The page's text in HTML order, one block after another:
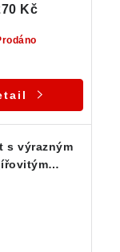
Kč
s výrazným